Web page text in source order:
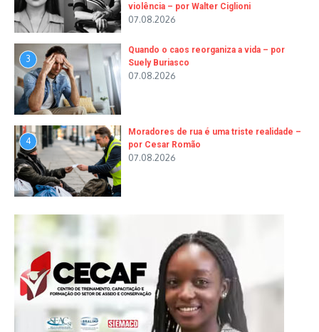
violência – por Walter Ciglioni
07.08.2026
3
Quando o caos reorganiza a vida – por
Suely Buriasco
07.08.2026
4
Moradores de rua é uma triste realidade –
por Cesar Romão
07.08.2026